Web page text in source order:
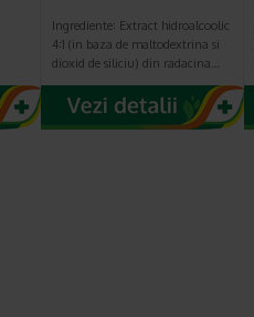
Ingrediente꞉ Extract hidroalcoolic
4꞉1 (in baza de maltodextrina si
dioxid de siliciu) din radacina…